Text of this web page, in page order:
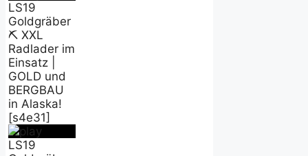
LS19
Goldgräber
⛏️ XXL
Radlader im
Einsatz |
GOLD und
BERGBAU
in Alaska!
[s4e31]
LS19